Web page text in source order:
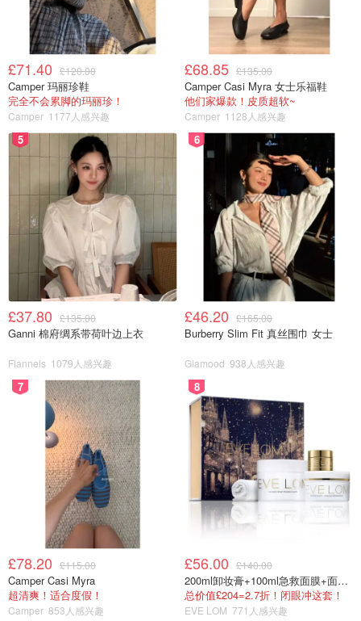
7️⃣赶紧趁热将刚刚调好的粉浆倒进去，快速搅拌均匀，这样
调出来的生熟浆是不会粘牙的，而且等一下蒸的时候会快熟
一些。
£71.40 £120.00
Camper 玛丽珍鞋
完全不会累脚的玛丽珍！
Camper 1177人感兴趣
£68.85 £135.00
Camper Casi Myra 女士乐福鞋
他们家爆款！皮质超软~
Camper 1128人感兴趣
5
£37.80 £135.00
Ganni 棉府绸系带荷叶边上衣
Flannels 1079人感兴趣
6
£46.20 £165.00
Burberry Slim Fit 真丝围巾 女士
Glamood 938人感兴趣
7
£78.20 £115.00
Camper Casi Myra
超清爽！适合度假！
Camper 853人感兴趣
8
£56.00 £140.00
200ml卸妆膏+100ml急救面膜+面霜+洁颜布
总价值£204=2.7折！闭眼冲这套！
EVE LOM 771人感兴趣